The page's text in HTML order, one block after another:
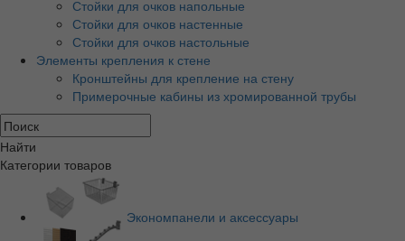
Стойки для очков напольные
Стойки для очков настенные
Стойки для очков настольные
Элементы крепления к стене
Кронштейны для крепление на стену
Примерочные кабины из хромированной трубы
Найти
Категории товаров
Экономпанели и аксессуары